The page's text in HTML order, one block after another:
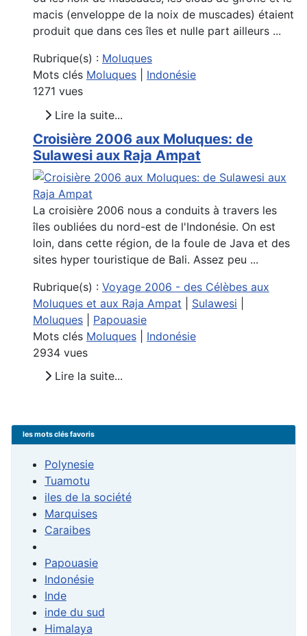
macis (enveloppe de la noix de muscades) étaient
produit que dans ces îles et nulle part ailleurs ...
Rubrique(s) : Moluques
Mots clés Moluques
Indonésie
1271 vues
Lire la suite...
Croisière 2006 aux Moluques: de
Sulawesi aux Raja Ampat
La croisière 2006 nous a conduits à travers les
îles oubliées du nord-est de l'Indonésie. On est
loin, dans cette région, de la foule de Java et des
sites hyper touristique de Bali. Assez peu ...
Rubrique(s) : Voyage 2006 - des Célèbes aux
Moluques et aux Raja Ampat
Sulawesi
Moluques
Papouasie
Mots clés Moluques
Indonésie
2934 vues
Lire la suite...
les mots clés favoris
Polynesie
Tuamotu
iles de la société
Marquises
Caraibes
Papouasie
Indonésie
Inde
inde du sud
Himalaya